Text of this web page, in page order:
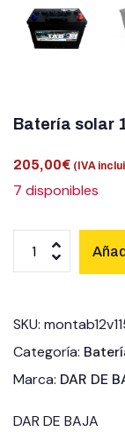
Batería solar
205,00€ (IVA
7 disponibles
SKU:
Categoría:
Marca: DAR DE
DAR DE BAJA